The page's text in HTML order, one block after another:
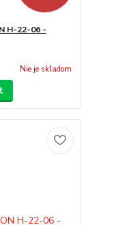
H-22-06 -
Nie je skladom